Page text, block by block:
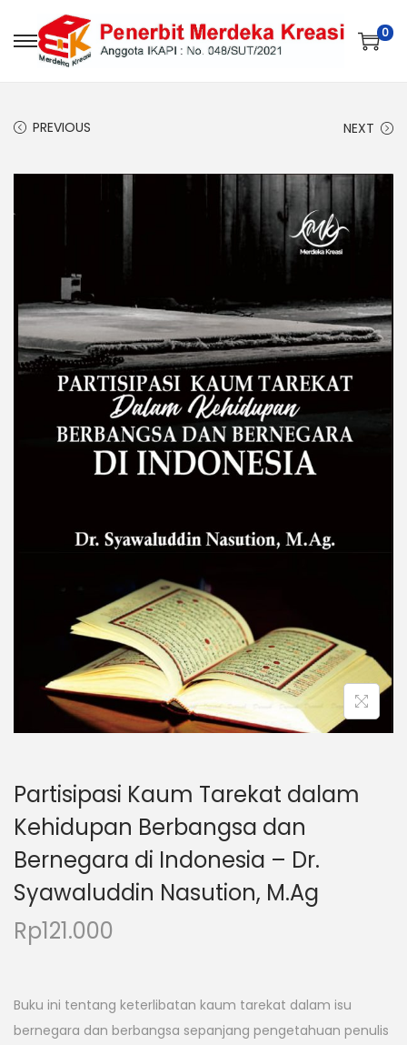
0
PREVIOUS NEXT
Partisipasi Kaum Tarekat dalam
Kehidupan Berbangsa dan
Bernegara di Indonesia – Dr.
Syawaluddin Nasution, M.Ag
Rp121.000
Buku ini tentang keterlibatan kaum tarekat dalam isu
bernegara dan berbangsa sepanjang pengetahuan penulis